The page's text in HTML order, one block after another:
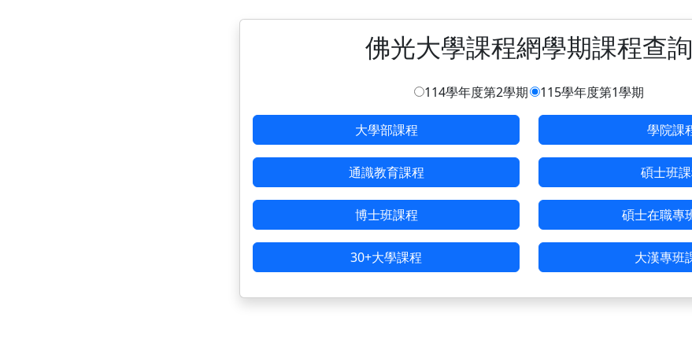
佛光大學課程網學期課程查詢
114學年度第2學期 115學年度第1學期